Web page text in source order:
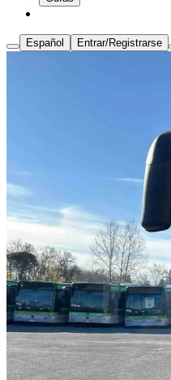
Español Entrar/Registrarse